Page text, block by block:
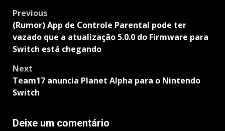
Post
navigation
Previous
(Rumor) App de Controle Parental pode ter
vazado que a atualização 5.0.0 do Firmware para
Switch está chegando
Next
Team17 anuncia Planet Alpha para o Nintendo
Switch
Deixe um comentário